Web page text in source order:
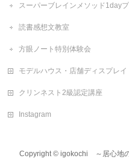
スーパーブレインメソッド1day
読書感想文教室
方眼ノート特別体験会
モデルハウス・店舗ディスプレ
クリンネスト2級認定講座
Instagram
Copyright © igokochi ～居心地